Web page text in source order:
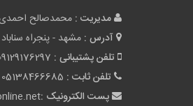
مدیریت : محمدصالح
آدرس : مشهد - پنجراه سناباد
تلفن پشتیبانی :
تلفن ثابت : 05138466685
پست الکترونیک :